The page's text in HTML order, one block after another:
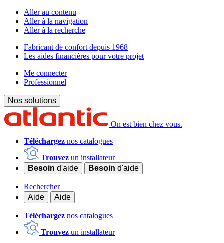
Aller au contenu
Aller à la navigation
Aller à la recherche
Fabricant de confort depuis 1968
Les aides financières pour votre projet
Me connecter
Professionnel
Nos solutions
On est bien chez vous.
Téléchargez nos catalogues
Trouvez un installateur
Besoin d'aide Besoin d'aide
Rechercher
Aide
Aide
Téléchargez nos catalogues
Trouvez un installateur